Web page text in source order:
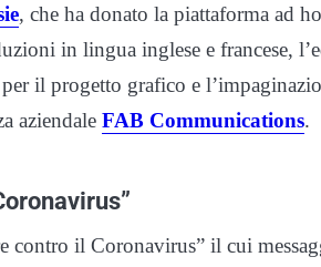
, che ha donato la piattaforma ad
in lingua inglese e francese,
il progetto grafico e
aziendale FAB Communications.
contro il Coronavirus” il cui